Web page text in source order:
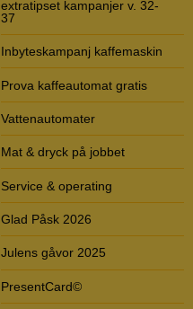
extratipset kampanjer v. 32-
37
Inbyteskampanj kaffemaskin
Prova kaffeautomat gratis
Vattenautomater
Mat & dryck på jobbet
Service & operating
Glad Påsk 2026
Julens gåvor 2025
PresentCard©